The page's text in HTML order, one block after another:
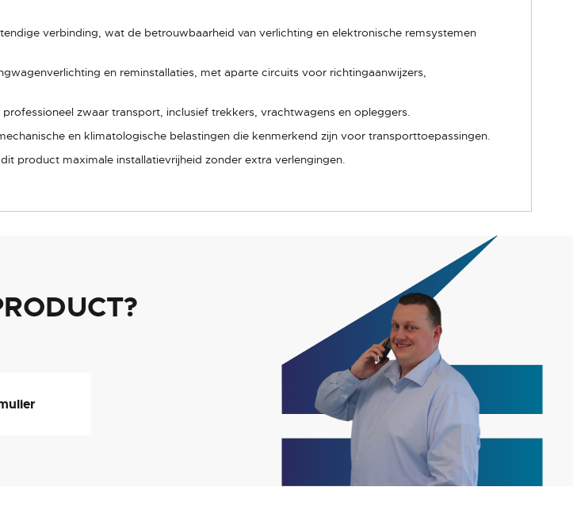
verbinding, wat de betrouwbaarheid van verlichting en elektronische remsystemen
en reminstallaties, met aparte circuits voor richtingaanwijzers,
zwaar transport, inclusief trekkers, vrachtwagens en opleggers.
en klimatologische belastingen die kenmerkend zijn voor transporttoepassingen.
product maximale installatievrijheid zonder extra verlengingen.